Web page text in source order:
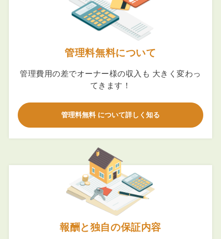
管理料無料について
管理費用の差でオーナー様の収入も 大きく変わっ
てきます！
管理料無料 について詳しく知る
報酬と独自の保証内容